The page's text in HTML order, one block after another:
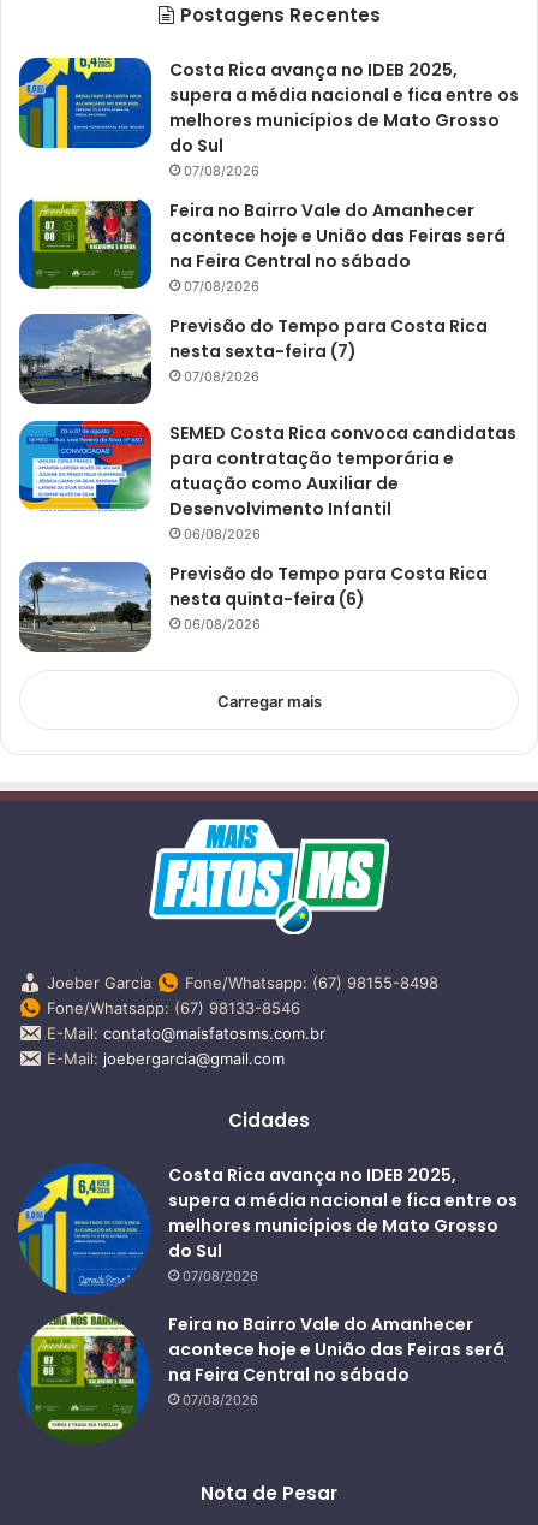
Postagens Recentes
Costa Rica avança no IDEB 2025,
supera a média nacional e fica entre os
melhores municípios de Mato Grosso
do Sul
07/08/2026
Feira no Bairro Vale do Amanhecer
acontece hoje e União das Feiras será
na Feira Central no sábado
07/08/2026
Previsão do Tempo para Costa Rica
nesta sexta-feira (7)
07/08/2026
SEMED Costa Rica convoca candidatas
para contratação temporária e
atuação como Auxiliar de
Desenvolvimento Infantil
06/08/2026
Previsão do Tempo para Costa Rica
nesta quinta-feira (6)
06/08/2026
Carregar mais
Joeber Garcia
Fone/Whatsapp: (67) 98155-8498
Fone/Whatsapp: (67) 98133-8546
E-Mail: contato@maisfatosms.com.br
E-Mail: joebergarcia@gmail.com
Cidades
Costa Rica avança no IDEB 2025,
supera a média nacional e fica entre os
melhores municípios de Mato Grosso
do Sul
07/08/2026
Feira no Bairro Vale do Amanhecer
acontece hoje e União das Feiras será
na Feira Central no sábado
07/08/2026
Nota de Pesar